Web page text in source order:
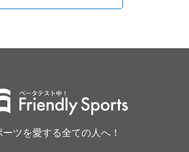
ーツを愛する全ての人へ！